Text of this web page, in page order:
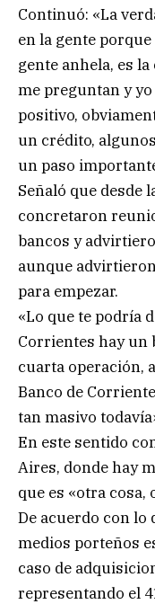
Continuó: «La
en la gente
gente anhela, es
me preguntan y
positivo,
un crédito,
un paso
Señaló que desde
concretaron
bancos y
aunque
para empezar.
«Lo que te podría
Corrientes hay un
cuarta operación,
Banco de
tan masivo
En este sentido
Aires, donde hay
que es «otra cosa,
De acuerdo con lo
medios porteños
caso de
representando el